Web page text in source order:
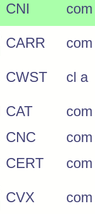
CNI
com
CARR
com
CWST
cl a
CAT
com
CNC
com
CERT
com
CVX
com